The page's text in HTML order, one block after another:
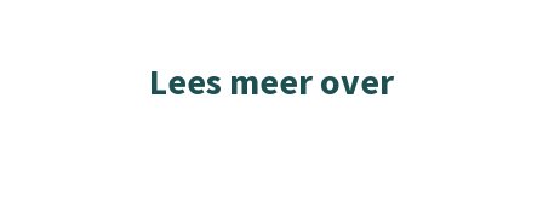
Lees meer over